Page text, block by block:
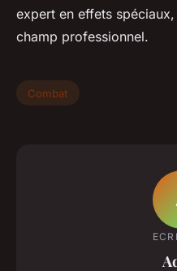
expert en effets
champ professionnel.
Combat